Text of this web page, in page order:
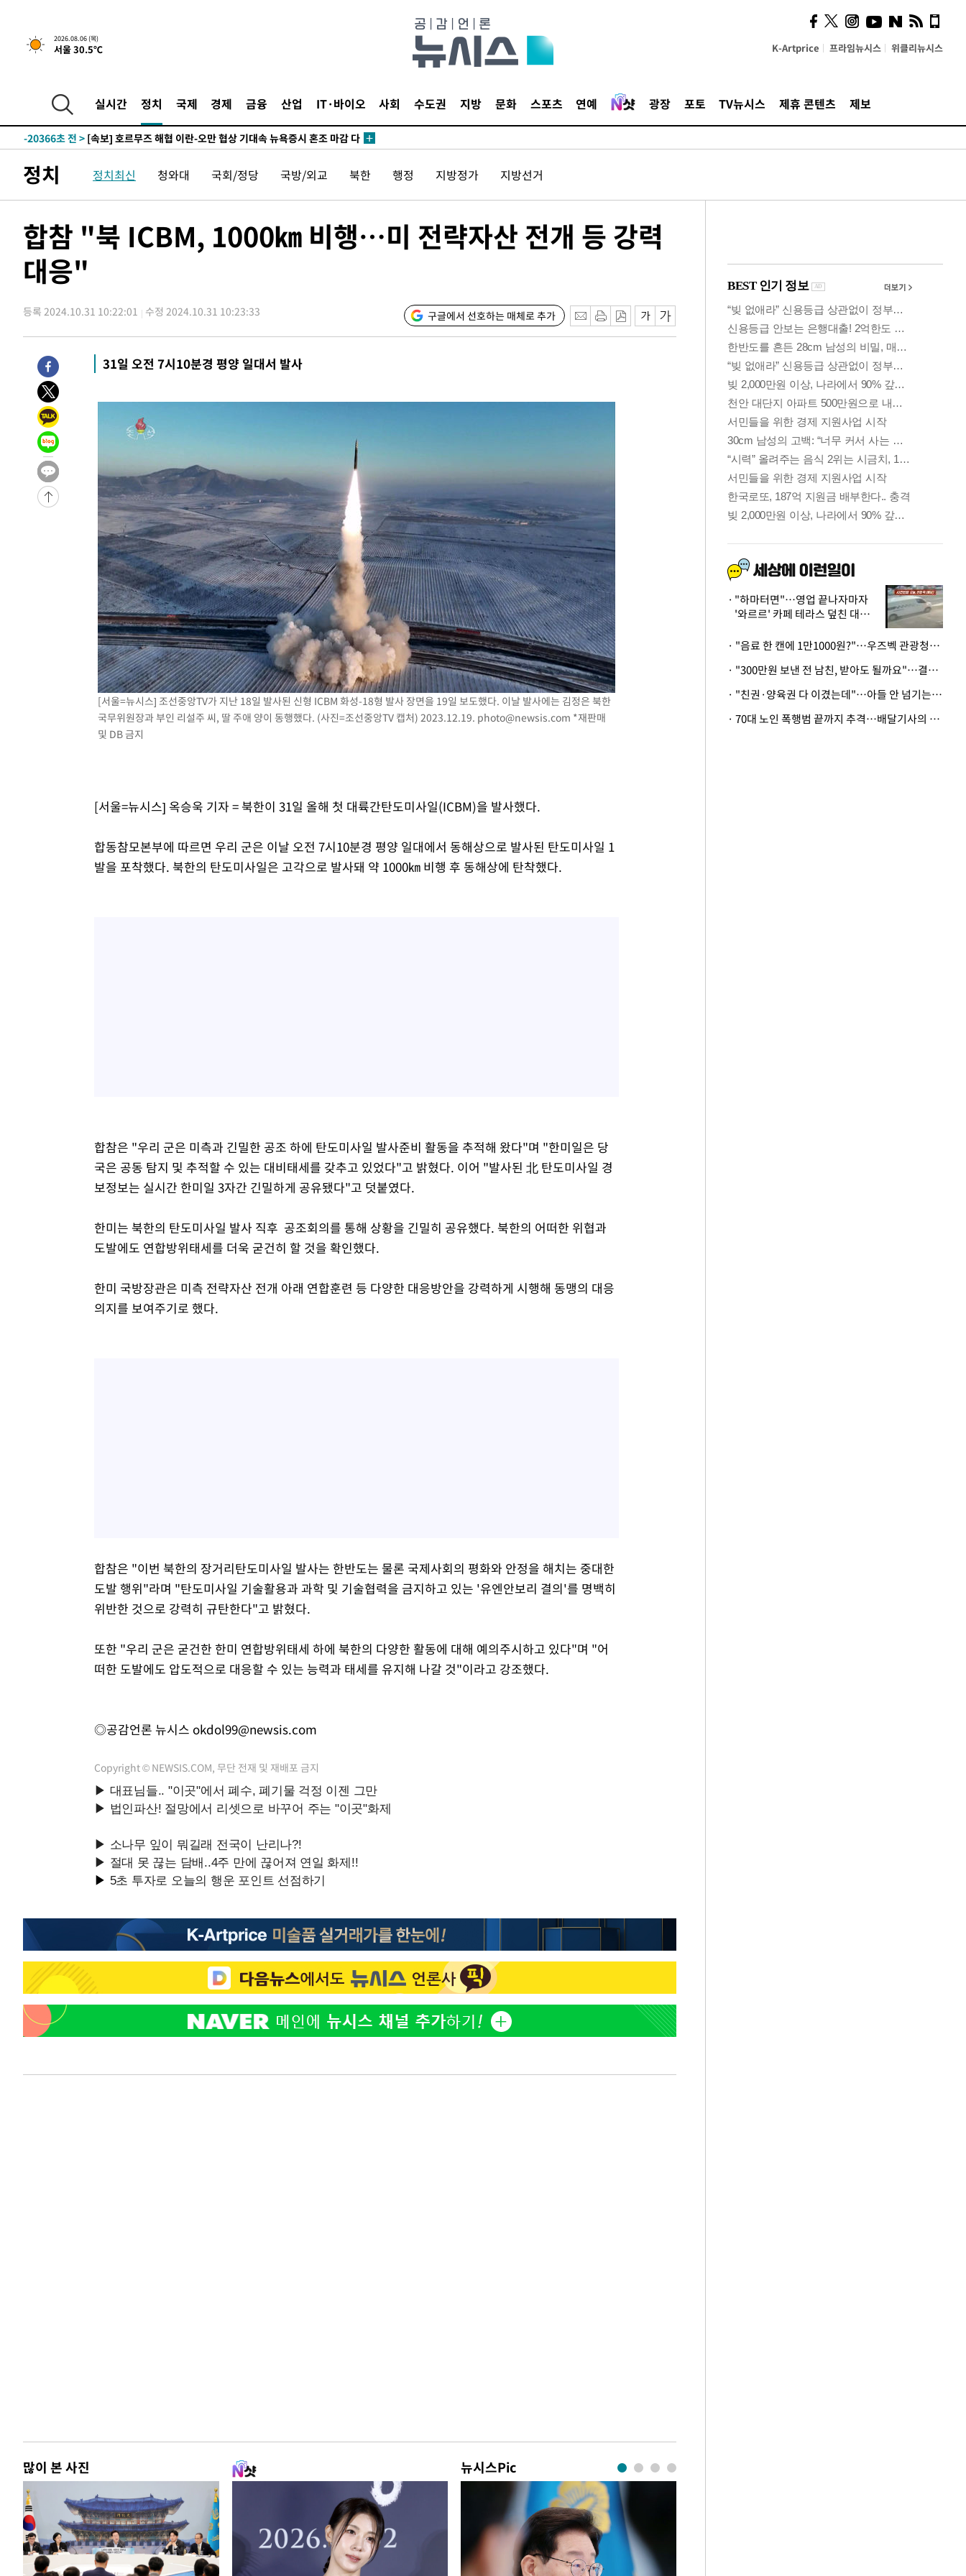
2026.08.06 (목)
서울 30.5℃ K-Artprice 프라임뉴시스 위클리뉴시스
실시간 정치 국제 경제 금융 산업 IT·바이오 사회 수도권 지방 문화 스포츠 연예 광장 포토 TV뉴시스 제휴 콘텐츠 제보
-3272초 전 >[속보] "이란-오만, 호르무즈 해협 통행 항로 합의" 이란 외무부 대변
-30831초 전 >
서울 낮 39도 '폭염중대경보'…40도 관측 가능성도
-28193초 전 >
-20366초 전 > [속보] 호르무즈 해협 이란-오만 협상 기대속 뉴욕증시 혼조 마감 다
취임 3년 인터뷰
-3272초 전 >
[속보] "이란-오만, 호르무즈 해협 통행 항로 합의" 이란 외무부 대변
-30880초 전 >6월 경상수지 497.3억 달러…두 달 연속 사상 최대
-28193초 전 >미 워싱턴주 스포캔 시의 통제불능 3개 산불, 방화선 일부 구축
-20366초 전 >[속보] 호르무즈 해협 이란-오만 협상 기대속 뉴욕증시 혼조 마감 다
우 0.49%↑
-18721초 전 >
인
정치 정치최신 청와대 국회/정당 국방/외교 북한 행정 지방정가 지방선거
합참 "북 ICBM, 1000㎞ 비행…미 전략자산 전개 등 강력
대응"
등록 2024.10.31 10:22:01 수정 2024.10.31 10:23:33 구글에서 선호하는 매체로 추가
31일 오전 7시10분경 평양 일대서 발사
[서울=뉴시스] 조선중앙TV가 지난 18일 발사된 신형 ICBM 화성-18형 발사 장면을 19일 보도했다. 이날 발사에는 김정은 북한
국무위원장과 부인 리설주 씨, 딸 주애 양이 동행했다. (사진=조선중앙TV 캡처) 2023.12.19. photo@newsis.com *재판매
및 DB 금지
[서울=뉴시스] 옥승욱 기자 = 북한이 31일 올해 첫 대륙간탄도미사일(ICBM)을 발사했다.
합동참모본부에 따르면 우리 군은 이날 오전 7시10분경 평양 일대에서 동해상으로 발사된 탄도미사일 1
발을 포착했다. 북한의 탄도미사일은 고각으로 발사돼 약 1000㎞ 비행 후 동해상에 탄착했다.
합참은 "우리 군은 미측과 긴밀한 공조 하에 탄도미사일 발사준비 활동을 추적해 왔다"며 "한미일은 당
국은 공동 탐지 및 추적할 수 있는 대비태세를 갖추고 있었다"고 밝혔다. 이어 "발사된 北 탄도미사일 경
보정보는 실시간 한미일 3자간 긴밀하게 공유됐다"고 덧붙였다.
한미는 북한의 탄도미사일 발사 직후 공조회의를 통해 상황을 긴밀히 공유했다. 북한의 어떠한 위협과
도발에도 연합방위태세를 더욱 굳건히 할 것을 확인했다.
한미 국방장관은 미측 전략자산 전개 아래 연합훈련 등 다양한 대응방안을 강력하게 시행해 동맹의 대응
의지를 보여주기로 했다.
합참은 "이번 북한의 장거리탄도미사일 발사는 한반도는 물론 국제사회의 평화와 안정을 해치는 중대한
도발 행위"라며 "탄도미사일 기술활용과 과학 및 기술협력을 금지하고 있는 '유엔안보리 결의'를 명백히
위반한 것으로 강력히 규탄한다"고 밝혔다.
또한 "우리 군은 굳건한 한미 연합방위태세 하에 북한의 다양한 활동에 대해 예의주시하고 있다"며 "어
떠한 도발에도 압도적으로 대응할 수 있는 능력과 태세를 유지해 나갈 것"이라고 강조했다.
◎공감언론 뉴시스 okdol99@newsis.com
Copyright © NEWSIS.COM, 무단 전재 및 재배포 금지
많이 본 사진 뉴시스Pic
카페사장들 "배달플랫폼 상
생안이 더 절실"
"하마터면"…영업 끝나자마자
'와르르' 카페 테라스 덮친 대리
· "음료 한 캔에 1만1000원?"…우즈벡 관광청까지 나섰다, 유튜버 폭로 후폭풍
· "300만원 보낸 전 남친, 받아도 될까요"…결혼 앞둔 예비신부의 뜻밖 고충
· "친권·양육권 다 이겼는데"…아들 안 넘기는 아내에 '강제집행' 가능할까
· 70대 노인 폭행범 끝까지 추격…배달기사의 용기, 추가 피해 막았다